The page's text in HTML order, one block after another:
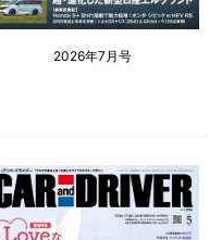
2026年7月号